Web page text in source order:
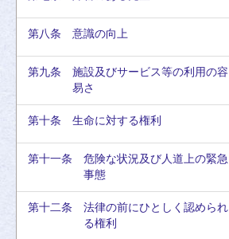
第八条 意識の向上
第九条 施設及びサービス等の利用の容
易さ
第十条 生命に対する権利
第十一条 危険な状況及び人道上の緊急
事態
第十二条 法律の前にひとしく認められ
る権利